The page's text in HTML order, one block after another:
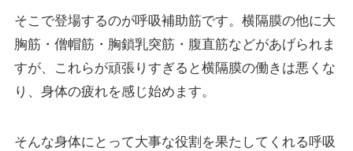
そこで登場するのが呼吸補助筋です。横隔膜の他に大
胸筋・僧帽筋・胸鎖乳突筋・腹直筋などがあげられま
すが、これらが頑張りすぎると横隔膜の働きは悪くな
り、身体の疲れを感じ始めます。
そんな身体にとって大事な役割を果たしてくれる呼吸